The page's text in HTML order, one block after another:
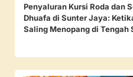
Penyaluran Kursi Roda dan
Dhuafa di Sunter Jaya:
Saling Menopang di Tengah